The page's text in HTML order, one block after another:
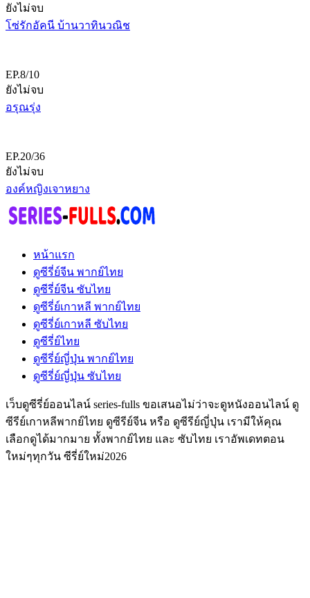
ยังไม่จบ
โซ่รักอัคนี บ้านวาทินวณิช
EP.8/10
ยังไม่จบ
อรุณรุ่ง
EP.20/36
ยังไม่จบ
องค์หญิงเจาหยาง
หน้าแรก
ดูซีรี่ย์จีน พากย์ไทย
ดูซีรี่ย์จีน ซับไทย
ดูซีรี่ย์เกาหลี พากย์ไทย
ดูซีรี่ย์เกาหลี ซับไทย
ดูซีรี่ย์ไทย
ดูซีรี่ย์ญี่ปุ่น พากย์ไทย
ดูซีรี่ย์ญี่ปุ่น ซับไทย
เว็บดูซีรี่ย์ออนไลน์ series-fulls ขอเสนอไม่ว่าจะดูหนังออนไลน์ ดู
ซีรีย์เกาหลีพากย์ไทย ดูซีรีย์จีน หรือ ดูซีรีย์ญี่ปุ่น เรามีให้คุณ
เลือกดูได้มากมาย ทั้งพากย์ไทย และ ซับไทย เราอัพเดทตอน
ใหม่ๆทุกวัน ซีรี่ย์ใหม่2026